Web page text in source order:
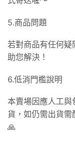
5.商品問題
若對商品有任何
助您解決！
6.低消門檻說明
本賣場因應人工
貨，如仍需出貨
🙏